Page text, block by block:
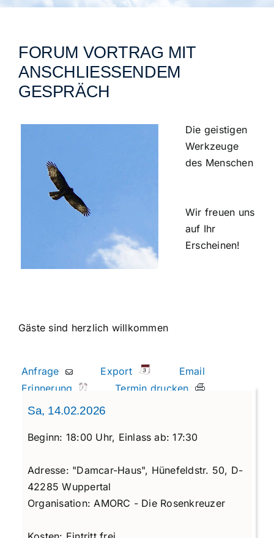
Städtegruppen Schweiz
FORUM VORTRAG MIT
ANSCHLIESSENDEM G
ESPRÄCH
Die geistigen
Werkzeuge
des Menschen
Wir freuen uns
auf Ihr
Erscheinen!
Gäste sind herzlich willkommen
Anfrage Export
Email
Erinnerung
Termin drucken
Sa, 14.02.2026
Beginn: 18:00 Uhr, Einlass ab: 17:30
Adresse: "Damcar-Haus", Hünefeldstr. 50, D-
42285 Wuppertal
Organisation: AMORC - Die Rosenkreuzer